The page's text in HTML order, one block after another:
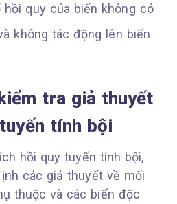
hồi quy của biến không có
không tác động lên biến
tra giả thuyết
tính bội
hồi quy tuyến tính bội,
các giả thuyết về mối
thuộc và các biến độc